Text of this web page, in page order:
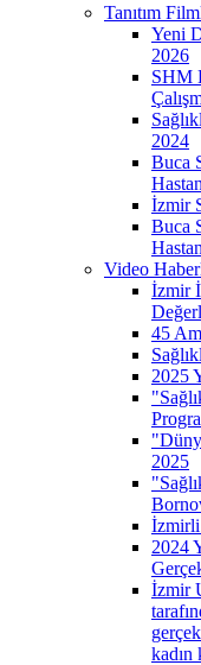
Tanıtım
Yeni
2026
SHM
2024
Buca
İzmir
Buca
Video
İzmir
45
2025
2025
2024
İzmir
kadın